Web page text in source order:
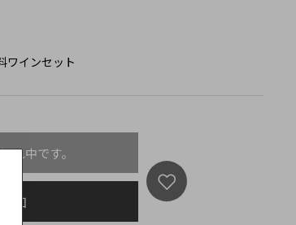
ワインセット
れ中です。
通知